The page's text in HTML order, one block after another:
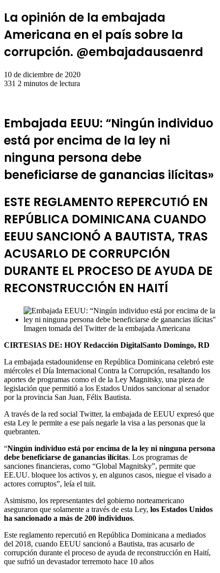
La opinión de la embajada
Americana en el país sobre la
corrupción. @embajadausaenrd
10 de diciembre de 2020
331 2 minutos de lectura
Embajada EEUU: “Ningún individuo
está por encima de la ley ni
ninguna persona debe
beneficiarse de ganancias ilícitas»
ESTE REGLAMENTO REPERCUTIÓ EN
REPÚBLICA DOMINICANA CUANDO
EEUU SANCIONÓ A BAUTISTA, TRAS
ACUSARLO DE CORRUPCIÓN
DURANTE EL PROCESO DE AYUDA DE
RECONSTRUCCIÓN EN HAITÍ
Imagen tomada del Twitter de la embajada Americana
CIRTESIAS DE: HOY Redacción DigitalSanto Domingo, RD
La embajada estadounidense en República Dominicana celebró este
miércoles el Día Internacional Contra la Corrupción, resaltando los
aportes de programas como el de la Ley Magnitsky, una pieza de
legislación que permitió a los Estados Unidos sancionar al senador
por la provincia San Juan, Félix Bautista.
A través de la red social Twitter, la embajada de EEUU expresó que
esta Ley le permite a ese país negarle la visa a las personas que la
quebranten.
“Ningún individuo está por encima de la ley ni ninguna persona
debe beneficiarse de ganancias ilícitas. Los programas de
sanciones financieras, como “Global Magnitsky”, permite que
EE.UU. bloquee los activos y, en algunos casos, niegue el visado a
actores corruptos”, leía el tuit.
Asimismo, los representantes del gobierno norteamericano
aseguraron que solamente a través de esta Ley, los Estados Unidos
ha sancionado a más de 200 individuos.
Este reglamento repercutió en República Dominicana a mediados
del 2018, cuando EEUU sancionó a Bautista, tras acusarlo de
corrupción durante el proceso de ayuda de reconstrucción en Haití,
que sufrió un devastador terremoto hace 10 años